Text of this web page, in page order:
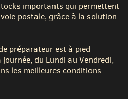
importants qui permettent
postale, grâce à la solution
préparateur est à pied
du Lundi au Vendredi,
les meilleures conditions.